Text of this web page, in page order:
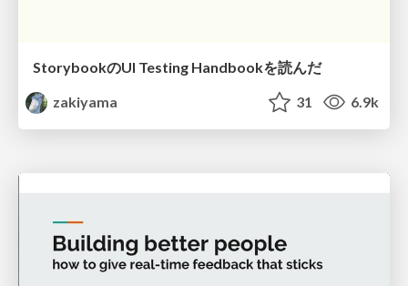
StorybookのUI Testing Handbookを読んだ
zakiyama
31 6.9k